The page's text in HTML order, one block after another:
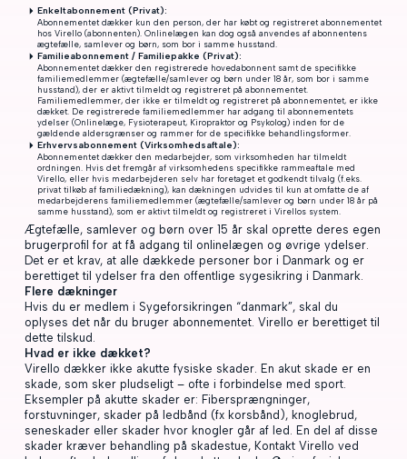
Enkeltabonnement (Privat):
Abonnementet dækker kun den person, der har købt og registreret abonnementet
hos Virello (abonnenten). Onlinelægen kan dog også anvendes af abonnentens
ægtefælle, samlever og børn, som bor i samme husstand.
Familieabonnement / Familiepakke (Privat):
Abonnementet dækker den registrerede hovedabonnent samt de specifikke
familiemedlemmer (ægtefælle/samlever og børn under 18 år, som bor i samme
husstand), der er aktivt tilmeldt og registreret på abonnementet.
Familiemedlemmer, der ikke er tilmeldt og registreret på abonnementet, er ikke
dækket. De registrerede familiemedlemmer har adgang til abonnementets
ydelser (Onlinelæge, Fysioterapeut, Kiropraktor og Psykolog) inden for de
gældende aldersgrænser og rammer for de specifikke behandlingsformer.
Erhvervsabonnement (Virksomhedsaftale):
Abonnementet dækker den medarbejder, som virksomheden har tilmeldt
ordningen. Hvis det fremgår af virksomhedens specifikke rammeaftale med
Virello, eller hvis medarbejderen selv har foretaget et godkendt tilvalg (f.eks.
privat tilkøb af familiedækning), kan dækningen udvides til kun at omfatte de af
medarbejderens familiemedlemmer (ægtefælle/samlever og børn under 18 år på
samme husstand), som er aktivt tilmeldt og registreret i Virellos system.
Ægtefælle, samlever og børn over 15 år skal oprette deres egen
brugerprofil for at få adgang til onlinelægen og øvrige ydelser.
Det er et krav, at alle dækkede personer bor i Danmark og er
berettiget til ydelser fra den offentlige sygesikring i Danmark.
Flere dækninger
Hvis du er medlem i Sygeforsikringen “danmark”, skal du
oplyses det når du bruger abonnementet. Virello er berettiget til
dette tilskud.
Hvad er ikke dækket?
Virello dækker ikke akutte fysiske skader. En akut skade er en
skade, som sker pludseligt – ofte i forbindelse med sport.
Eksempler på akutte skader er: Fibersprængninger,
forstuvninger, skader på ledbånd (fx korsbånd), knoglebrud,
seneskader eller skader hvor knogler går af led. En del af disse
skader kræver behandling på skadestue, Kontakt Virello ved